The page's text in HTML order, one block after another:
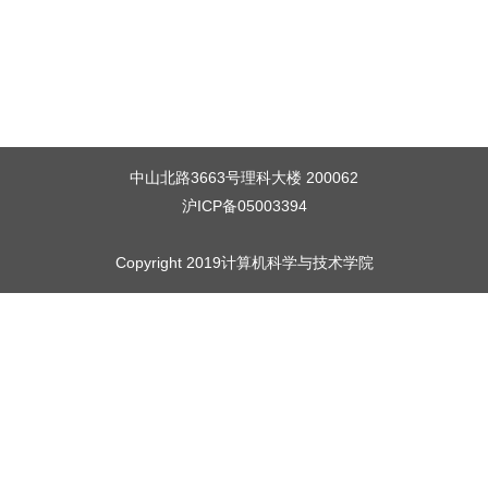
中山北路3663号理科大楼 200062
沪ICP备05003394
Copyright 2019计算机科学与技术学院